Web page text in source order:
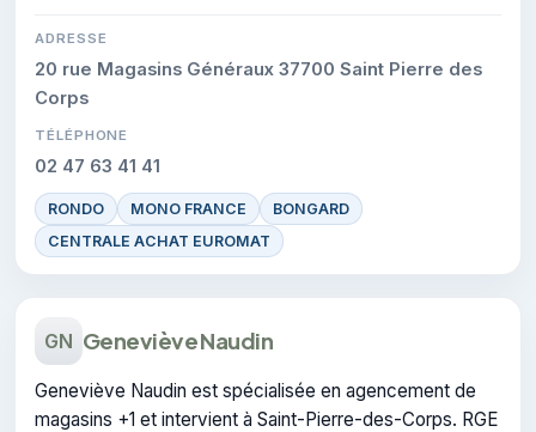
ADRESSE
20 rue Magasins Généraux 37700 Saint Pierre des
Corps
TÉLÉPHONE
02 47 63 41 41
RONDO MONO FRANCE
BONGARD
CENTRALE ACHAT EUROMAT
GN Geneviève Naudin
Geneviève Naudin est spécialisée en agencement de
magasins +1 et intervient à Saint-Pierre-des-Corps. RGE